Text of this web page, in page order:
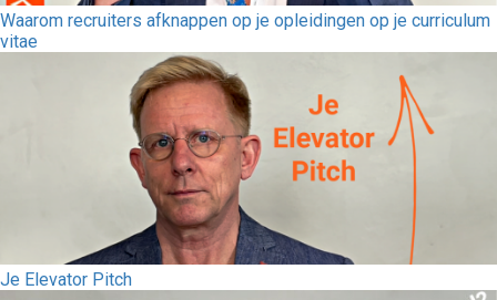
Waarom recruiters afknappen op je opleidingen op je curriculum
vitae
Je Elevator Pitch